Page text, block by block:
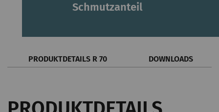
Schmutzanteil
PRODUKTDETAILS R 70 DOWNLOADS